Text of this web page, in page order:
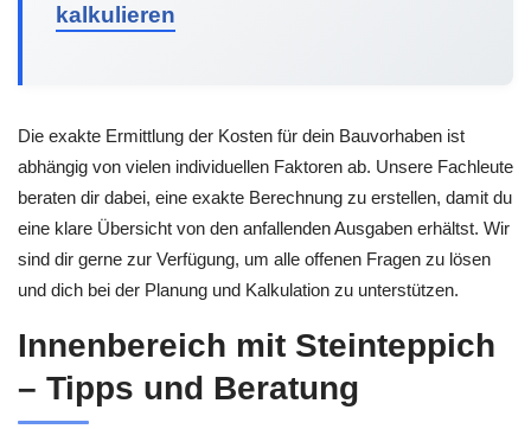
kalkulieren
Die exakte Ermittlung der Kosten für dein Bauvorhaben ist
abhängig von vielen individuellen Faktoren ab. Unsere Fachleute
beraten dir dabei, eine exakte Berechnung zu erstellen, damit du
eine klare Übersicht von den anfallenden Ausgaben erhältst. Wir
sind dir gerne zur Verfügung, um alle offenen Fragen zu lösen
und dich bei der Planung und Kalkulation zu unterstützen.
Innenbereich mit Steinteppich
– Tipps und Beratung